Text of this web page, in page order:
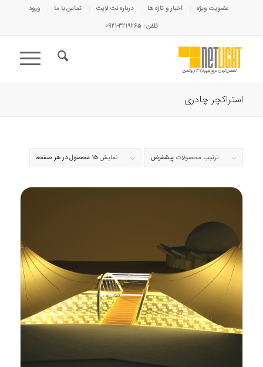
عضویت ویژه اخبار و تازه ها درباره نت لایت تماس با ما
ورود
تلفن : ۳۲۱۹۲۶۵-۰۹۲۱
استراکچر چادری
ترتیب محصولات پیشفرض نمایش15 محصول در هر صفحه